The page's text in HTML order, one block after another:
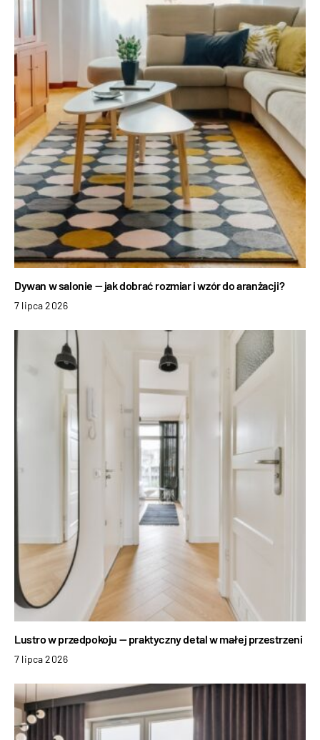
Dywan w salonie — jak dobrać rozmiar i wzór do aranżacji?
7 lipca 2026
Lustro w przedpokoju — praktyczny detal w małej przestrzeni
7 lipca 2026